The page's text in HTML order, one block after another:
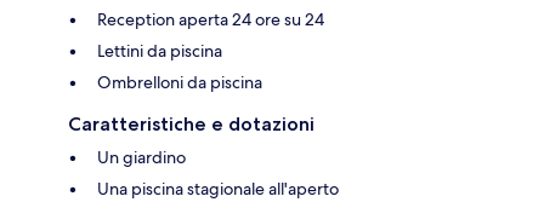
Reception aperta 24 ore su 24
Lettini da piscina
Ombrelloni da piscina
Caratteristiche e dotazioni
Un giardino
Una piscina stagionale all'aperto